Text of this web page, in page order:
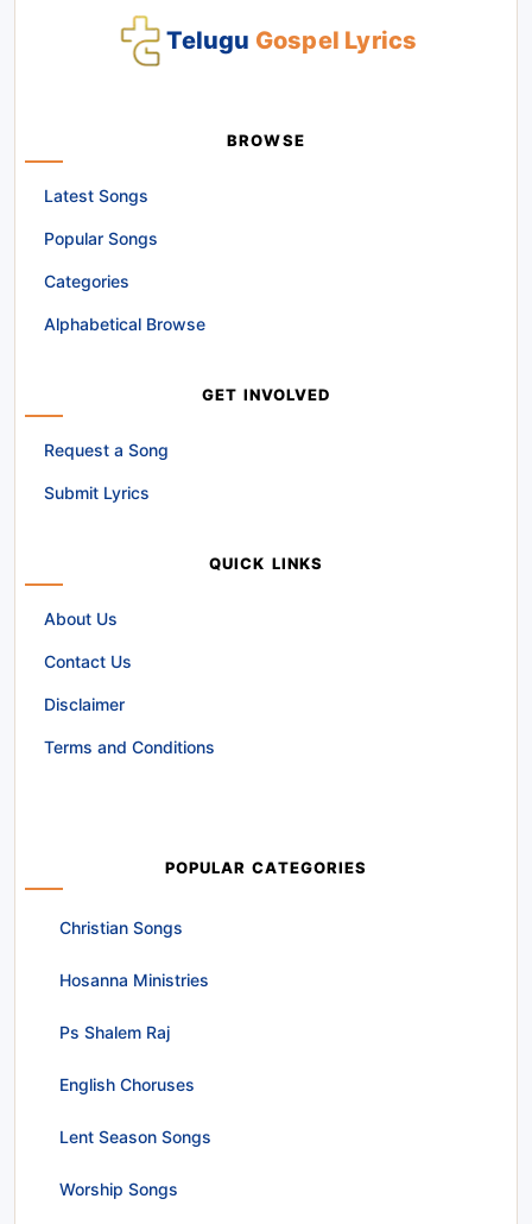
Telugu Gospel Lyrics
BROWSE
Latest Songs
Popular Songs
Categories
Alphabetical Browse
GET INVOLVED
Request a Song
Submit Lyrics
QUICK LINKS
About Us
Contact Us
Disclaimer
Terms and Conditions
POPULAR CATEGORIES
Christian Songs
Hosanna Ministries
Ps Shalem Raj
English Choruses
Lent Season Songs
Worship Songs